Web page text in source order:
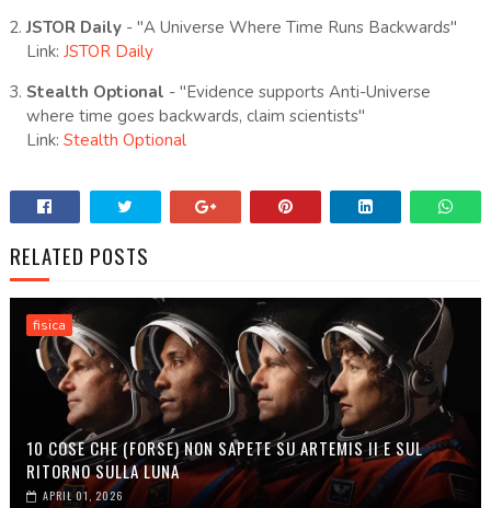
JSTOR Daily- "A Universe Where Time Runs Backwards"
Link: JSTOR Daily
Stealth Optional - "Evidence supports Anti-Universe
where time goes backwards, claim scientists"
Link: Stealth Optional
RELATED POSTS
fisica
10 COSE CHE (FORSE) NON SAPETE SU ARTEMIS II E SUL
RITORNO SULLA LUNA
APRIL 01, 2026